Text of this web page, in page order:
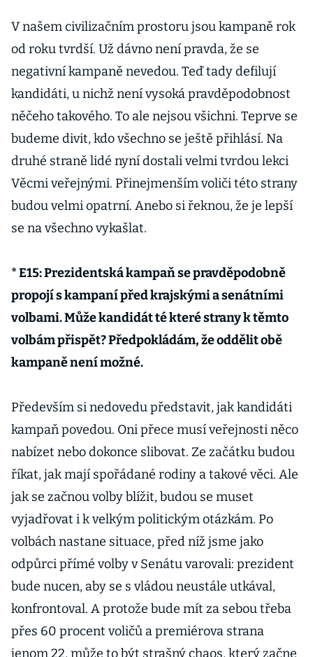
V našem civilizačním prostoru jsou kampaně rok
od roku tvrdší. Už dávno není pravda, že se
negativní kampaně nevedou. Teď tady defilují
kandidáti, u nichž není vysoká pravděpodobnost
něčeho takového. To ale nejsou všichni. Teprve se
budeme divit, kdo všechno se ještě přihlásí. Na
druhé straně lidé nyní dostali velmi tvrdou lekci
Věcmi veřejnými. Přinejmenším voliči této strany
budou velmi opatrní. Anebo si řeknou, že je lepší
se na všechno vykašlat.
* E15: Prezidentská kampaň se pravděpodobně
propojí s kampaní před krajskými a senátními
volbami. Může kandidát té které strany k těmto
volbám přispět? Předpokládám, že oddělit obě
kampaně není možné.
Především si nedovedu představit, jak kandidáti
kampaň povedou. Oni přece musí veřejnosti něco
nabízet nebo dokonce slibovat. Ze začátku budou
říkat, jak mají spořádané rodiny a takové věci. Ale
jak se začnou volby blížit, budou se muset
vyjadřovat i k velkým politickým otázkám. Po
volbách nastane situace, před níž jsme jako
odpůrci přímé volby v Senátu varovali: prezident
bude nucen, aby se s vládou neustále utkával,
konfrontoval. A protože bude mít za sebou třeba
přes 60 procent voličů a premiérova strana
jenom 22, může to být strašný chaos, který začne